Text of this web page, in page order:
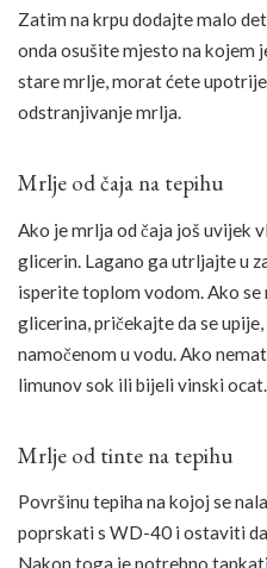
Zatim na krpu dodajte malo
onda osušite mjesto na kojem
stare mrlje, morat ćete
odstranjivanje mrlja.
Mrlje od čaja na tepihu
Ako je mrlja od čaja još uvijek
glicerin. Lagano ga utrljajte u
isperite toplom vodom. Ako se
glicerina, pričekajte da se
namočenom u vodu. Ako
limunov sok ili bijeli vinski ocat.
Mrlje od tinte na tepihu
Površinu tepiha na kojoj se
poprskati s WD-40 i ostaviti
Nakon toga je potrebno